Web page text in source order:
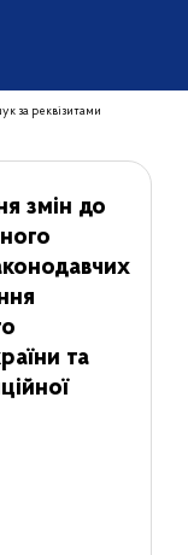
за реквізитами
змін до
та